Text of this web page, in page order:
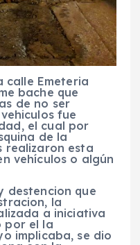
calle Emeteria
bache que
de no ser
fue
el cual por
de la
realizaron esta
vehículos o algún
destencion que
la
a iniciativa
por el la
implicaba, se dio